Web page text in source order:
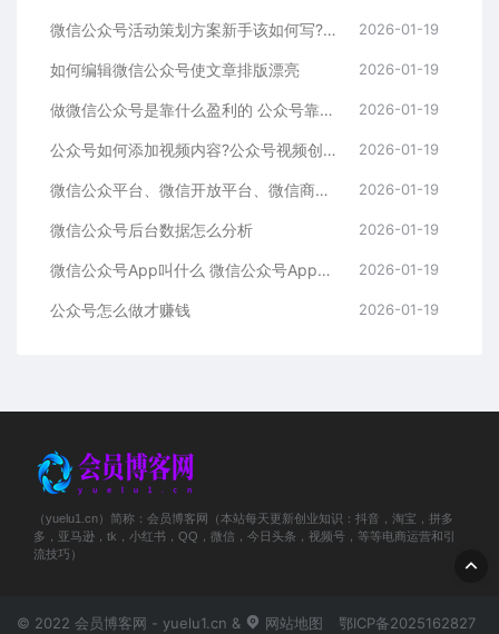
微信公众号活动策划方案新手该如何写?看完你也可以直接套用 2026-01-19
如何编辑微信公众号使文章排版漂亮 2026-01-19
做微信公众号是靠什么盈利的 公众号靠什么收入 2026-01-19
公众号如何添加视频内容?公众号视频创作工具推荐 2026-01-19
微信公众平台、微信开放平台、微信商户平台的区别详解 2026-01-19
微信公众号后台数据怎么分析 2026-01-19
微信公众号App叫什么 微信公众号App作用 2026-01-19
公众号怎么做才赚钱 2026-01-19
（yuelu1.cn）简称：会员博客网（本站每天更新创业知识：抖音，淘宝，拼多
多，亚马逊，tk，小红书，QQ，微信，今日头条，视频号，等等电商运营和引
流技巧）
© 2022 会员博客网 - yuelu1.cn & 网站地图 鄂ICP备2025162827